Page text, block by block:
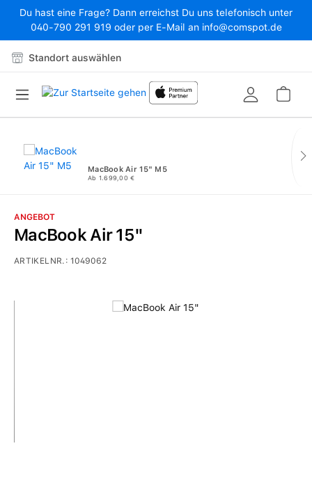
Zum Hauptinhalt springen
Du hast eine Frage? Dann erreichst Du uns telefonisch unter
040-790 291 919 oder per E-Mail an info@comspot.de
Standort auswählen
MacBook Air 15" M5
Ab 1.699,00 €
Bildergalerie überspringen
ANGEBOT
MacBook Air 15"
ARTIKELNR.:1049062